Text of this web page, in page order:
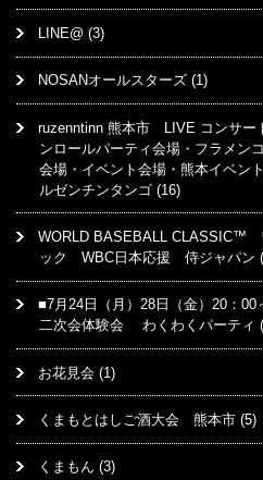
LINE@ (3)
NOSANオールスターズ (1)
ruzenntinn 熊本市 LIVE コンサー
ンロールパーティ会場・フラメン
会場・イベント会場・熊本イベン
ルゼンチンタンゴ (16)
WORLD BASEBALL CLASSIC™
ック WBC日本応援 侍ジャパン
■7月24日（月）28日（金）20：00
二次会体験会 わくわくパーティ
お花見会 (1)
くまもとはしご酒大会 熊本市 (5)
くまもん (3)